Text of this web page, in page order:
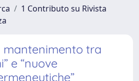
1 Contributo su Rivista
mantenimento tra
e “nuove